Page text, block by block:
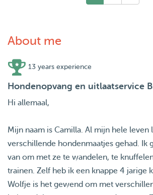
About me
13 years experience
Hondenopvang en uitlaatservice
Hi allemaal,
Mijn naam is Camilla. Al mijn hele leven
verschillende hondenmaatjes gehad. Ik
van om met ze te wandelen, te
trainen. Zelf heb ik een knappe 4 jarige
Wolfje is het gewend om met